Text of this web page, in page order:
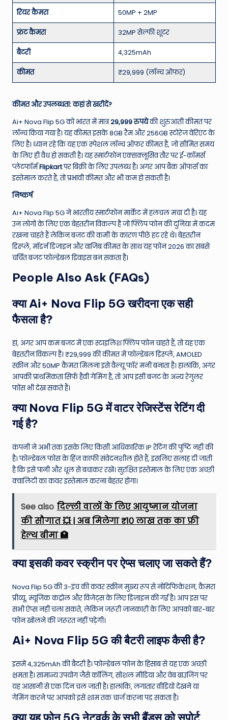
रियर कैमरा 50MP + 2MP
फ्रंट कैमरा 32MP सेल्फी शूटर
बैटरी 4,325mAh
कीमत ₹29,999 (लॉन्च ऑफर)
कीमत और उपलब्धता: कहां से खरीदें?
Ai+ Nova Flip 5G को भारत में मात्र29,999 रुपयेकी शुरुआती कीमत पर
लॉन्च किया गया है। यह कीमत इसके 8GB रैम और 256GB स्टोरेज वेरिएंट के
लिए है। ध्यान रहे कि यह एक स्पेशल लॉन्च ऑफर कीमत है, जो सीमित समय
के लिए ही वैध हो सकती है। यह स्मार्टफोन एक्सक्लूसिव तौर पर ई-कॉमर्स
प्लेटफॉर्मFlipkartपर बिक्री के लिए उपलब्ध है। अगर आप बैंक ऑफर्स का
इस्तेमाल करते हैं, तो प्रभावी कीमत और भी कम हो सकती है।
निष्कर्ष
Ai+ Nova Flip 5G ने भारतीय स्मार्टफोन मार्केट में हलचल मचा दी है। यह
उन लोगों के लिए एक बेहतरीन विकल्प है जो फ्लिप फोन की दुनिया में कदम
रखना चाहते हैं लेकिन बजट की कमी के कारण पीछे हट रहे थे। बेहतरीन
डिस्प्ले, मॉडर्न डिजाइन और वाजिब कीमत के साथ यह फोन 2026 का सबसे
चर्चित बजट फोल्डेबल डिवाइस बन सकता है।
People Also Ask (FAQs)
क्या Ai+ Nova Flip 5G खरीदना एक सही
फैसला है?
हां, अगर आप कम बजट में एक स्टाइलिश फ्लिप फोन चाहते हैं, तो यह एक
बेहतरीन विकल्प है। ₹29,999 की कीमत में फोल्डेबल डिस्प्ले, AMOLED
स्क्रीन और 50MP कैमरा मिलना इसे वैल्यू फॉर मनी बनाता है। हालांकि, अगर
आपकी प्राथमिकता सिर्फ हैवी गेमिंग है, तो आप इसी बजट के अन्य रेगुलर
फोंस भी देख सकते हैं।
क्या Nova Flip 5G में वाटर रेजिस्टेंस रेटिंग दी
गई है?
कंपनी ने अभी तक इसके लिए किसी आधिकारिक IP रेटिंग की पुष्टि नहीं की
है। फोल्डेबल फोंस के हिंज काफी संवेदनशील होते हैं, इसलिए सलाह दी जाती
है कि इसे पानी और धूल से बचाकर रखें। सुरक्षित इस्तेमाल के लिए एक अच्छी
क्वालिटी का कवर इस्तेमाल करना बेहतर होगा।
See also दिल्ली वालों के लिए आयुष्मान योजना
की सौगात 💥 | अब मिलेगा ₹10 लाख तक का फ्री
हेल्थ बीमा 🏥
क्या इसकी कवर स्क्रीन पर ऐप्स चलाए जा सकते हैं?
Nova Flip 5G की 3-इंच की कवर स्क्रीन मुख्य रूप से नोटिफिकेशन, कैमरा
प्रीव्यू, म्यूजिक कंट्रोल और विजेट्स के लिए डिज़ाइन की गई है। आप इस पर
सभी ऐप्स नहीं चला सकते, लेकिन जरूरी जानकारी के लिए आपको बार-बार
फोन खोलने की जरूरत नहीं पड़ेगी।
Ai+ Nova Flip 5G की बैटरी लाइफ कैसी है?
इसमें 4,325mAh की बैटरी है। फोल्डेबल फोन के हिसाब से यह एक अच्छी
क्षमता है। सामान्य उपयोग जैसे कॉलिंग, सोशल मीडिया और वेब ब्राउजिंग पर
यह आसानी से एक दिन चल जाती है। हालांकि, लगातार वीडियो देखने या
गेमिंग करने पर आपको इसे शाम तक चार्ज करना पड़ सकता है।